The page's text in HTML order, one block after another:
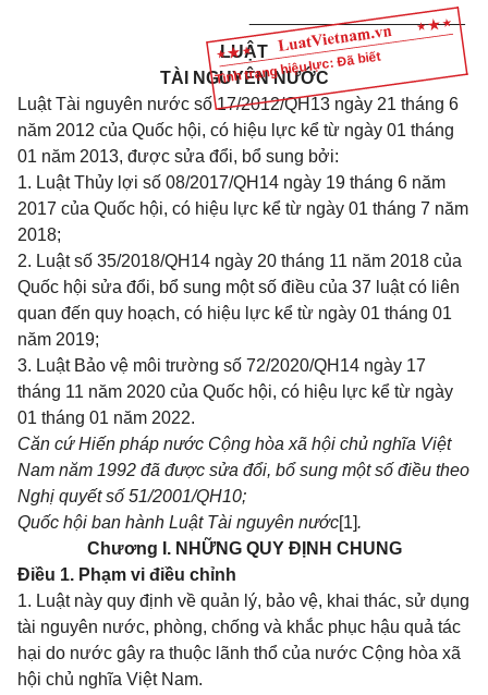
Tình trạng hiệu lực: Đã biết
______________________
LUẬT
TÀI NGUYÊN NƯỚC
Luật Tài nguyên nước số 17/2012/QH13 ngày 21 tháng 6
năm 2012 của Quốc hội, có hiệu lực kể từ ngày 01 tháng
01 năm 2013, được sửa đổi, bổ sung bởi:
1. Luật Thủy lợi số 08/2017/QH14 ngày 19 tháng 6 năm
2017 của Quốc hội, có hiệu lực kể từ ngày 01 tháng 7 năm
2018;
2. Luật số 35/2018/QH14 ngày 20 tháng 11 năm 2018 của
Quốc hội sửa đổi, bổ sung một số điều của 37 luật có liên
quan đến quy hoạch, có hiệu lực kể từ ngày 01 tháng 01
năm 2019;
3. Luật Bảo vệ môi trường số 72/2020/QH14 ngày 17
tháng 11 năm 2020 của Quốc hội, có hiệu lực kể từ ngày
01 tháng 01 năm 2022.
Căn cứ Hiến pháp nước Cộng hòa xã hội chủ nghĩa Việt
Nam năm 1992 đã được sửa đổi, bổ sung một số điều theo
Nghị quyết số 51/2001/QH10;
Quốc hội ban hành Luật Tài nguyên nước[1].
Chương I. NHỮNG QUY ĐỊNH CHUNG
Điều 1. Phạm vi điều chỉnh
1. Luật này quy định về quản lý, bảo vệ, khai thác, sử dụng
tài nguyên nước, phòng, chống và khắc phục hậu quả tác
hại do nước gây ra thuộc lãnh thổ của nước Cộng hòa xã
hội chủ nghĩa Việt Nam.